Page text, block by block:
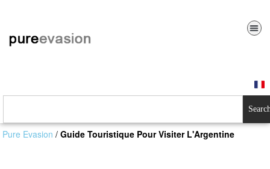
Pure Evasion /Guide Touristique Pour Visiter L'Argentine